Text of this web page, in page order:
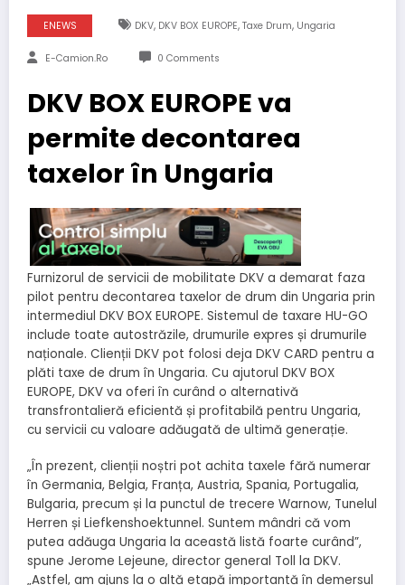
ENEWS DKV, DKV BOX EUROPE, Taxe Drum, Ungaria
E-Camion.ro 0 Comments
DKV BOX EUROPE va
permite decontarea
taxelor în Ungaria
Furnizorul de servicii de mobilitate DKV a demarat faza
pilot pentru decontarea taxelor de drum din Ungaria prin
intermediul DKV BOX EUROPE. Sistemul de taxare HU-GO
include toate autostrăzile, drumurile expres și drumurile
naționale. Clienții DKV pot folosi deja DKV CARD pentru a
plăti taxe de drum în Ungaria. Cu ajutorul DKV BOX
EUROPE, DKV va oferi în curând o alternativă
transfrontalieră eficientă și profitabilă pentru Ungaria,
cu servicii cu valoare adăugată de ultimă generație.
„În prezent, clienții noștri pot achita taxele fără numerar
în Germania, Belgia, Franța, Austria, Spania, Portugalia,
Bulgaria, precum și la punctul de trecere Warnow, Tunelul
Herren și Liefkenshoektunnel. Suntem mândri că vom
putea adăuga Ungaria la această listă foarte curând”,
spune Jerome Lejeune, director general Toll la DKV.
„Astfel, am ajuns la o altă etapă importantă în demersul